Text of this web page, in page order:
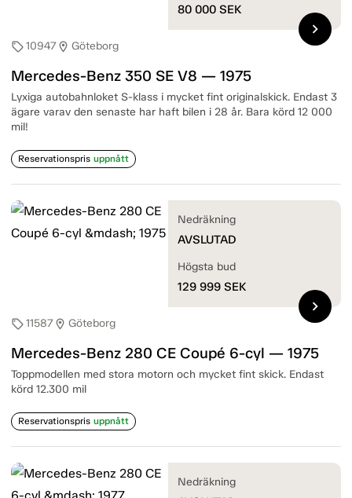
sell10947location_on Göteborg
Mercedes-Benz 350 SE V8 — 1975
Lyxiga autobahnloket S-klass i mycket fint originalskick. Endast 3
ägare varav den senaste har haft bilen i 28 år. Bara körd 12 000
mil!
Reservationspris uppnått
80 000 SEK
chevron_right
sell11587location_on Göteborg
Mercedes-Benz 280 CE Coupé 6-cyl — 1975
Toppmodellen med stora motorn och mycket fint skick. Endast
körd 12.300 mil
Reservationspris uppnått
Nedräkning
AVSLUTAD
Högsta bud
129 999 SEK
chevron_right
Nedräkning